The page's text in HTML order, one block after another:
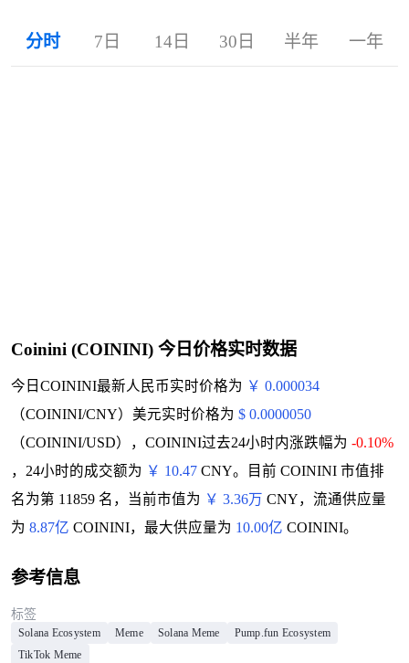
分时 7日 14日 30日 半年 一年
Coinini (COININI) 今日价格实时数据
今日COININI最新人民币实时价格为 ￥ 0.000034
（COININI/CNY）美元实时价格为 $ 0.0000050
（COININI/USD），COININI过去24小时内涨跌幅为 -0.10%
，24小时的成交额为 ￥ 10.47CNY。目前 COININI 市值排
名为第 11859 名，当前市值为 ￥ 3.36万 CNY，流通供应量
为 8.87亿 COININI，最大供应量为 10.00亿 COININI。
参考信息
标签
Solana Ecosystem Meme Solana Meme
Pump.fun Ecosystem
TikTok Meme